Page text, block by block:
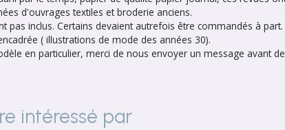
d'ouvrages textiles et broderie anciens.
pas inclus. Certains devaient autrefois être commandés à part.
( illustrations de mode des années 30).
en particulier, merci de nous envoyer un message avant
intéressé par